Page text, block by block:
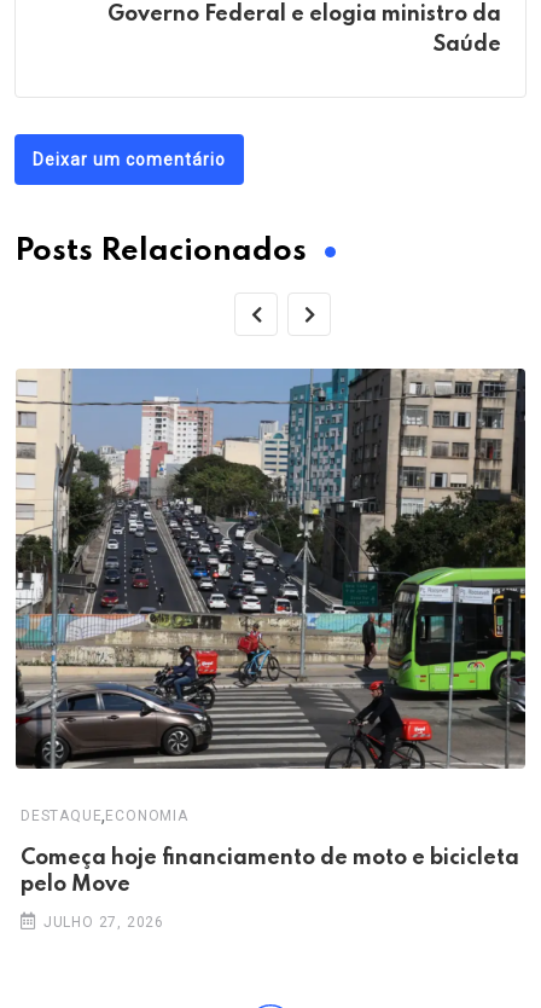
Governo Federal e elogia ministro da
Saúde
Deixar um comentário
Posts Relacionados
DESTAQUE,ECONOMIA
Começa hoje financiamento de moto e bicicleta
pelo Move
JULHO 27, 2026